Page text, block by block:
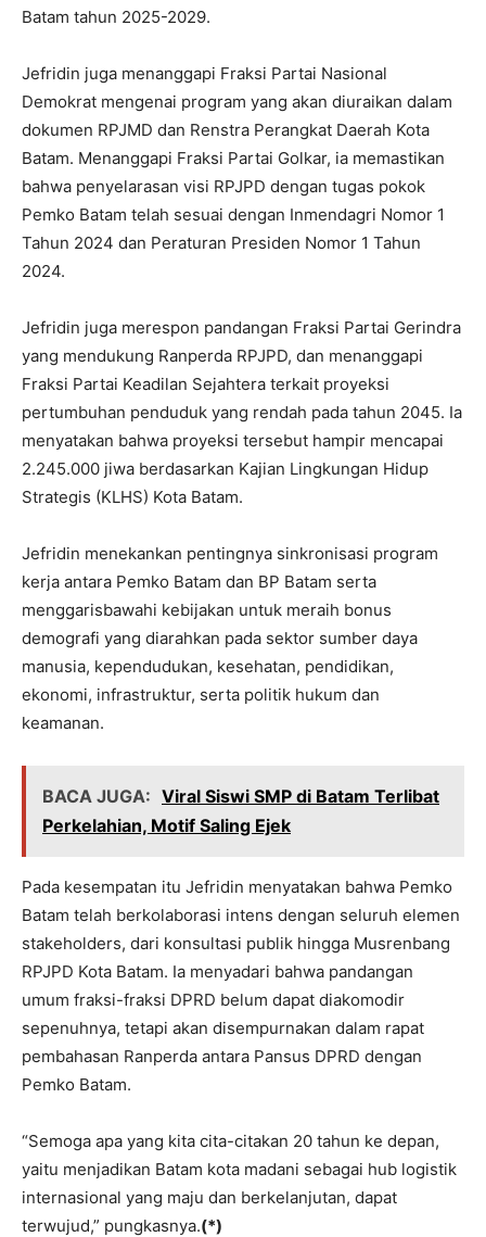
Batam tahun 2025-2029.
Jefridin juga menanggapi Fraksi Partai Nasional
Demokrat mengenai program yang akan diuraikan dalam
dokumen RPJMD dan Renstra Perangkat Daerah Kota
Batam. Menanggapi Fraksi Partai Golkar, ia memastikan
bahwa penyelarasan visi RPJPD dengan tugas pokok
Pemko Batam telah sesuai dengan Inmendagri Nomor 1
Tahun 2024 dan Peraturan Presiden Nomor 1 Tahun
2024.
Jefridin juga merespon pandangan Fraksi Partai Gerindra
yang mendukung Ranperda RPJPD, dan menanggapi
Fraksi Partai Keadilan Sejahtera terkait proyeksi
pertumbuhan penduduk yang rendah pada tahun 2045. Ia
menyatakan bahwa proyeksi tersebut hampir mencapai
2.245.000 jiwa berdasarkan Kajian Lingkungan Hidup
Strategis (KLHS) Kota Batam.
Jefridin menekankan pentingnya sinkronisasi program
kerja antara Pemko Batam dan BP Batam serta
menggarisbawahi kebijakan untuk meraih bonus
demografi yang diarahkan pada sektor sumber daya
manusia, kependudukan, kesehatan, pendidikan,
ekonomi, infrastruktur, serta politik hukum dan
keamanan.
BACA JUGA: Viral Siswi SMP di Batam Terlibat
Perkelahian, Motif Saling Ejek
Pada kesempatan itu Jefridin menyatakan bahwa Pemko
Batam telah berkolaborasi intens dengan seluruh elemen
stakeholders, dari konsultasi publik hingga Musrenbang
RPJPD Kota Batam. Ia menyadari bahwa pandangan
umum fraksi-fraksi DPRD belum dapat diakomodir
sepenuhnya, tetapi akan disempurnakan dalam rapat
pembahasan Ranperda antara Pansus DPRD dengan
Pemko Batam.
“Semoga apa yang kita cita-citakan 20 tahun ke depan,
yaitu menjadikan Batam kota madani sebagai hub logistik
internasional yang maju dan berkelanjutan, dapat
terwujud,” pungkasnya.(*)